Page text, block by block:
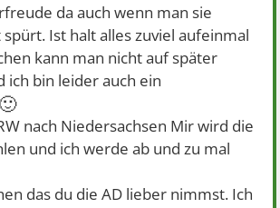
da auch wenn man sie
Ist halt alles zuviel aufeinmal
kann man nicht auf später
ich bin leider auch ein
🙂
nach Niedersachsen Mir wird die
und ich werde ab und zu mal
das du die AD lieber nimmst. Ich